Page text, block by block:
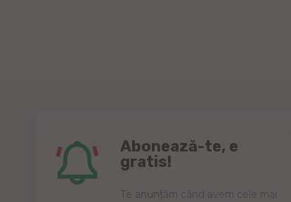
Abonează-te, e
gratis!
Te anunțăm când avem cele mai